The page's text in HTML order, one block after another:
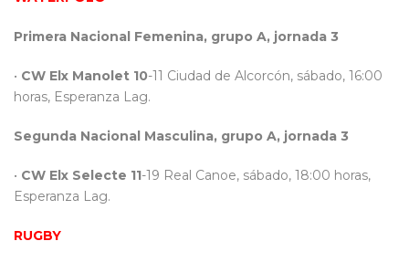
Primera Nacional Femenina, grupo A, jornada 3
• CW Elx Manolet 10-11 Ciudad de Alcorcón, sábado, 16:00
horas, Esperanza Lag.
Segunda Nacional Masculina, grupo A, jornada 3
• CW Elx Selecte 11-19 Real Canoe, sábado, 18:00 horas,
Esperanza Lag.
RUGBY